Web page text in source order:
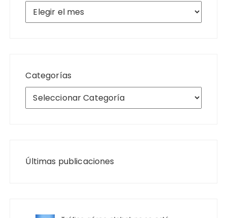
Archivos
Categorías
Últimas publicaciones